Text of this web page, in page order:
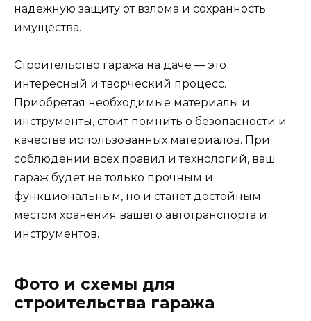
надежную защиту от взлома и сохранность
имущества.
Строительство гаража на даче — это
интересный и творческий процесс.
Приобретая необходимые материалы и
инструменты, стоит помнить о безопасности и
качестве использованных материалов. При
соблюдении всех правил и технологий, ваш
гараж будет не только прочным и
функциональным, но и станет достойным
местом хранения вашего автотранспорта и
инструментов.
Фото и схемы для
строительства гаража